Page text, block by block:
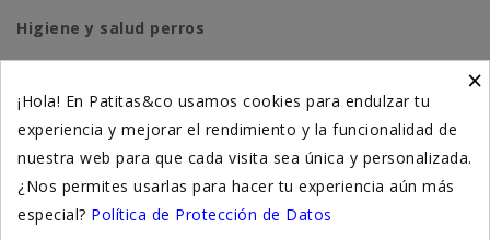
Higiene y salud perros
Suplementación natural
Otros
×
¡Hola! En Patitas&co usamos cookies para endulzar tu
experiencia y mejorar el rendimiento y la funcionalidad de
nuestra web para que cada visita sea única y personalizada.
¿Nos permites usarlas para hacer tu experiencia aún más
especial? Política de Protección de Datos